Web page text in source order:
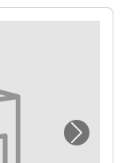
in Berlin